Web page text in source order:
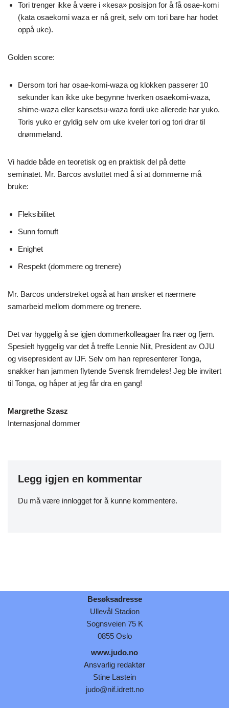
Tori trenger ikke å være i «kesa» posisjon for å få osae-komi
(kata osaekomi waza er nå greit, selv om tori bare har hodet
oppå uke).
Golden score:
Dersom tori har osae-komi-waza og klokken passerer 10
sekunder kan ikke uke begynne hverken osaekomi-waza,
shime-waza eller kansetsu-waza fordi uke allerede har yuko.
Toris yuko er gyldig selv om uke kveler tori og tori drar til
drømmeland.
Vi hadde både en teoretisk og en praktisk del på dette
seminatet. Mr. Barcos avsluttet med å si at dommerne må
bruke:
Fleksibilitet
Sunn fornuft
Enighet
Respekt (dommere og trenere)
Mr. Barcos understreket også at han ønsker et nærmere
samarbeid mellom dommere og trenere.
Det var hyggelig å se igjen dommerkolleagaer fra nær og fjern.
Spesielt hyggelig var det å treffe Lennie Niit, President av OJU
og visepresident av IJF. Selv om han representerer Tonga,
snakker han jammen flytende Svensk fremdeles! Jeg ble invitert
til Tonga, og håper at jeg får dra en gang!
Margrethe Szasz
Internasjonal dommer
Legg igjen en kommentar
Du må være innlogget for å kunne kommentere.
Besøksadresse
Ullevål Stadion
Sognsveien 75 K
0855 Oslo
www.judo.no
Ansvarlig redaktør
Stine Lastein
judo@nif.idrett.no